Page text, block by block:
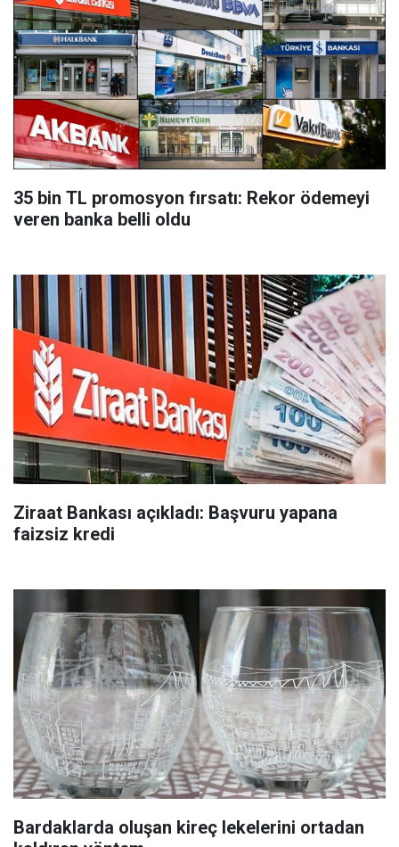
35 bin TL promosyon fırsatı: Rekor ödemeyi
veren banka belli oldu
Ziraat Bankası açıkladı: Başvuru yapana
faizsiz kredi
Bardaklarda oluşan kireç lekelerini ortadan